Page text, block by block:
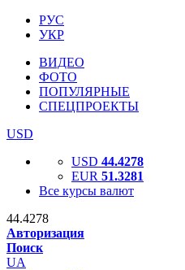
РУС
УКР
ВИДЕО
ФОТО
ПОПУЛЯРНЫЕ
СПЕЦПРОЕКТЫ
USD
USD 44.4278
EUR 51.3281
Все курсы валют
44.4278
Авторизация
Поиск
UA